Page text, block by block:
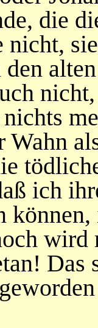
die
nicht,
Wahn
ich
wird
Das